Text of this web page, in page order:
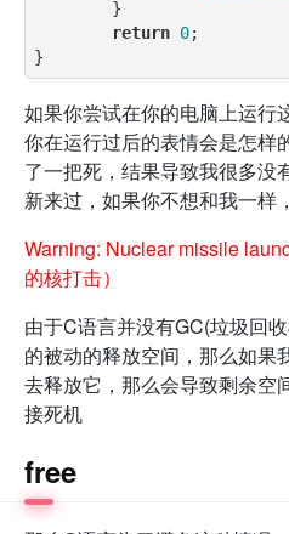
return 0;
如果你尝试在你的电脑上运行
你在运行过后的表情会是怎样
了一把死，结果导致我很多没
新来过，如果你不想和我一样
Warning: Nuclear missile
的核打击）
由于C语言并没有GC(垃圾回
的被动的释放空间，那么如果
去释放它，那么会导致剩余空
接死机
free